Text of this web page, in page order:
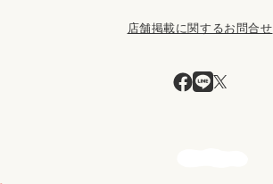
店舗掲載に関するお問合せ